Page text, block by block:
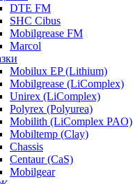
DTE FM
SHC Cibus
Mobilgrease FM
Marcol
Mobilux EP (Lithium)
Mobilgrease (LiComplex)
Unirex (LiComplex)
Polyrex (Polyurea)
Mobilith (LiComplex PAO)
Mobiltemp (Clay)
Chassis
Centaur (CaS)
Mobilgear